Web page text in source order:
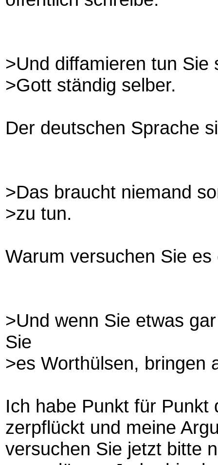
>Und diffamieren tun Sie
>Gott ständig selber.
Der deutschen Sprache
>Das braucht niemand
>zu tun.
Warum versuchen Sie es
>Und wenn Sie etwas
Sie
>es Worthülsen, bringen
Ich habe Punkt für Punkt
zerpflückt und meine
versuchen Sie jetzt bitte